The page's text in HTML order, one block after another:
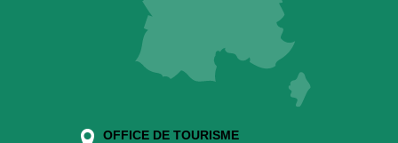
OFFICE DE TOURISME